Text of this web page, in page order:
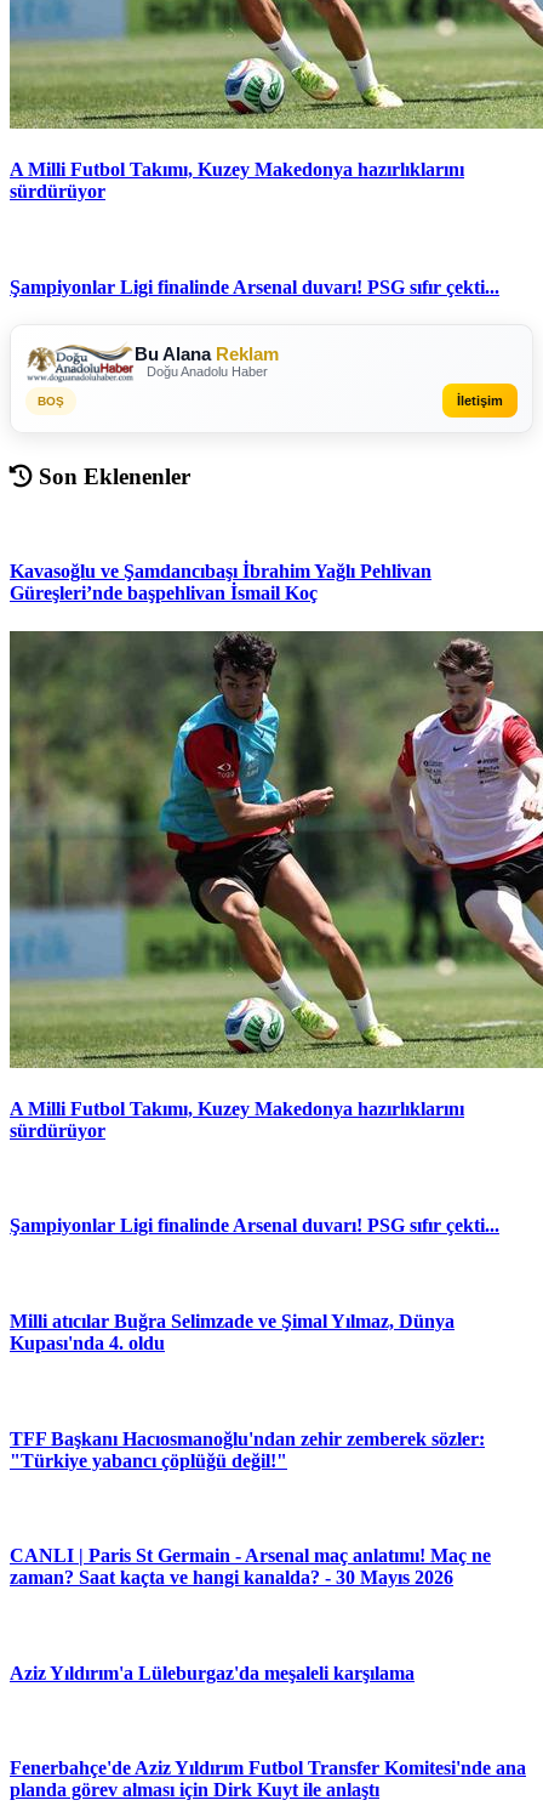
A Milli Futbol Takımı, Kuzey Makedonya hazırlıklarını
sürdürüyor
Şampiyonlar Ligi finalinde Arsenal duvarı! PSG sıfır çekti...
Bu Alana Reklam
Doğu Anadolu Haber
BOŞ İletişim
Son Eklenenler
Kavasoğlu ve Şamdancıbaşı İbrahim Yağlı Pehlivan
Güreşleri’nde başpehlivan İsmail Koç
A Milli Futbol Takımı, Kuzey Makedonya hazırlıklarını
sürdürüyor
Şampiyonlar Ligi finalinde Arsenal duvarı! PSG sıfır çekti...
Milli atıcılar Buğra Selimzade ve Şimal Yılmaz, Dünya
Kupası'nda 4. oldu
TFF Başkanı Hacıosmanoğlu'ndan zehir zemberek sözler:
"Türkiye yabancı çöplüğü değil!"
CANLI | Paris St Germain - Arsenal maç anlatımı! Maç ne
zaman? Saat kaçta ve hangi kanalda? - 30 Mayıs 2026
Aziz Yıldırım'a Lüleburgaz'da meşaleli karşılama
Fenerbahçe'de Aziz Yıldırım Futbol Transfer Komitesi'nde ana
planda görev alması için Dirk Kuyt ile anlaştı